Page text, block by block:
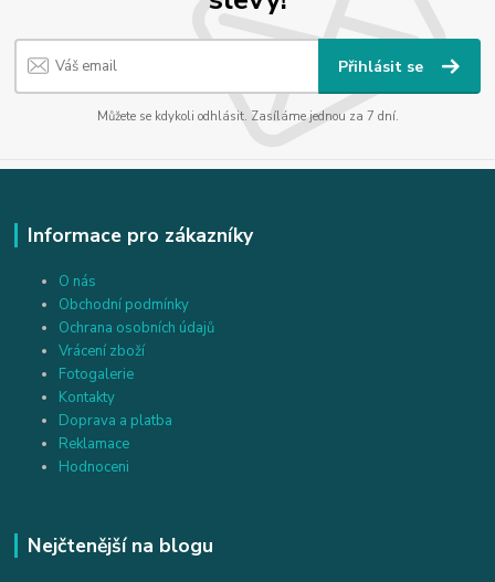
Přihlásit se
Můžete se kdykoli odhlásit. Zasíláme jednou za 7 dní.
Informace pro zákazníky
O nás
Obchodní podmínky
Ochrana osobních údajů
Vrácení zboží
Fotogalerie
Kontakty
Doprava a platba
Reklamace
Hodnoceni
Nejčtenější na blogu